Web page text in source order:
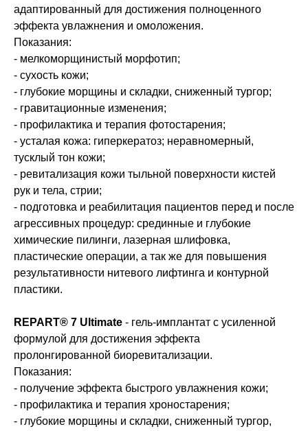
адаптированный для достижения полноценного
эффекта увлажнения и омоложения.
Показания:
- мелкоморщинистый морфотип;
- сухость кожи;
- глубокие морщины и складки, сниженный тургор;
- гравитационные изменения;
- профилактика и терапия фотостарения;
- усталая кожа: гиперкератоз; неравномерный,
тусклый тон кожи;
- ревитализация кожи тыльной поверхности кистей
рук и тела, стрии;
- подготовка и реабилитация пациентов перед и после
агрессивных процедур: срединные и глубокие
химические пилинги, лазерная шлифовка,
пластические операции, а так же для повышения
результативности нитевого лифтинга и контурной
пластики.
REPART® 7 Ultimate - гель-имплантат с усиленной
формулой для достижения эффекта
пролонгированной биоревитализации.
Показания:
- получение эффекта быстрого увлажнения кожи;
- профилактика и терапия хроностарения;
- глубокие морщины и складки, сниженный тургор,